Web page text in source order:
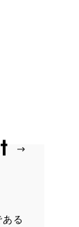
ある